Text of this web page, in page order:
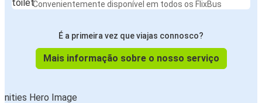
Convenientemente disponível em todos os FlixBus
É a primeira vez que viajas connosco?
Mais informação sobre o nosso serviço